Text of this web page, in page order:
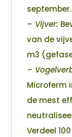
september.
– Vijver:
van de
m3
–
Microferm
de mest
Verdeel